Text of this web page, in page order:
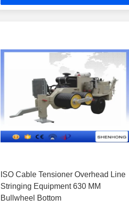
ISO Cable Tensioner Overhead Line
Stringing Equipment 630 MM
Bullwheel Bottom